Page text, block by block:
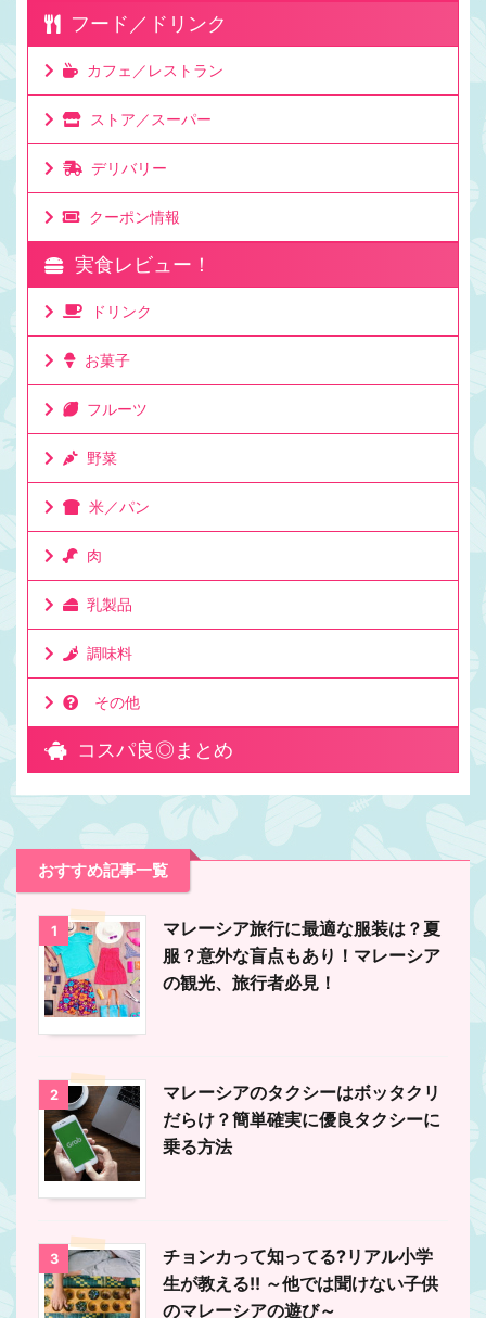
フード／ドリンク
カフェ／レストラン
ストア／スーパー
デリバリー
クーポン情報
実食レビュー！
ドリンク
お菓子
フルーツ
野菜
米／パン
肉
乳製品
調味料
その他
コスパ良◎まとめ
おすすめ記事一覧
1
マレーシア旅行に最適な服装は？夏
服？意外な盲点もあり！マレーシア
の観光、旅行者必見！
2
マレーシアのタクシーはボッタクリ
だらけ？簡単確実に優良タクシーに
乗る方法
3
チョンカって知ってる?リアル小学
生が教える!! ～他では聞けない子供
のマレーシアの遊び～